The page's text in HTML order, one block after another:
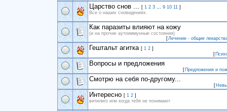
Царство снов ... [ 1 2 3 … 9 10 11 ]
Все о наших сновидениях.
Как паразиты влияют на кожу
(и на прочие аутоиммунные состояния)
[Лечение - общие
Гештальт агитка [ 1 2 ]
[
Вопросы и предложения
[ Предложения и
Смотрю на себя по-другому...
[
Интересно [ 1 2 ]
витилиго или когда тебя не понимают